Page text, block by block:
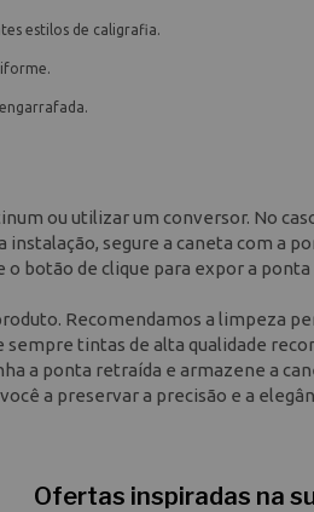
estilos de caligrafia.
ou utilizar um conversor. No
segure a caneta com a
botão de clique para expor a
Recomendamos a limpeza
tintas de alta qualidade
a ponta retraída e armazene a
a preservar a precisão e a
Ofertas inspiradas na